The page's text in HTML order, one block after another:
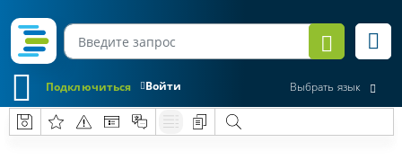
Войти
Подключиться Выбрать язык